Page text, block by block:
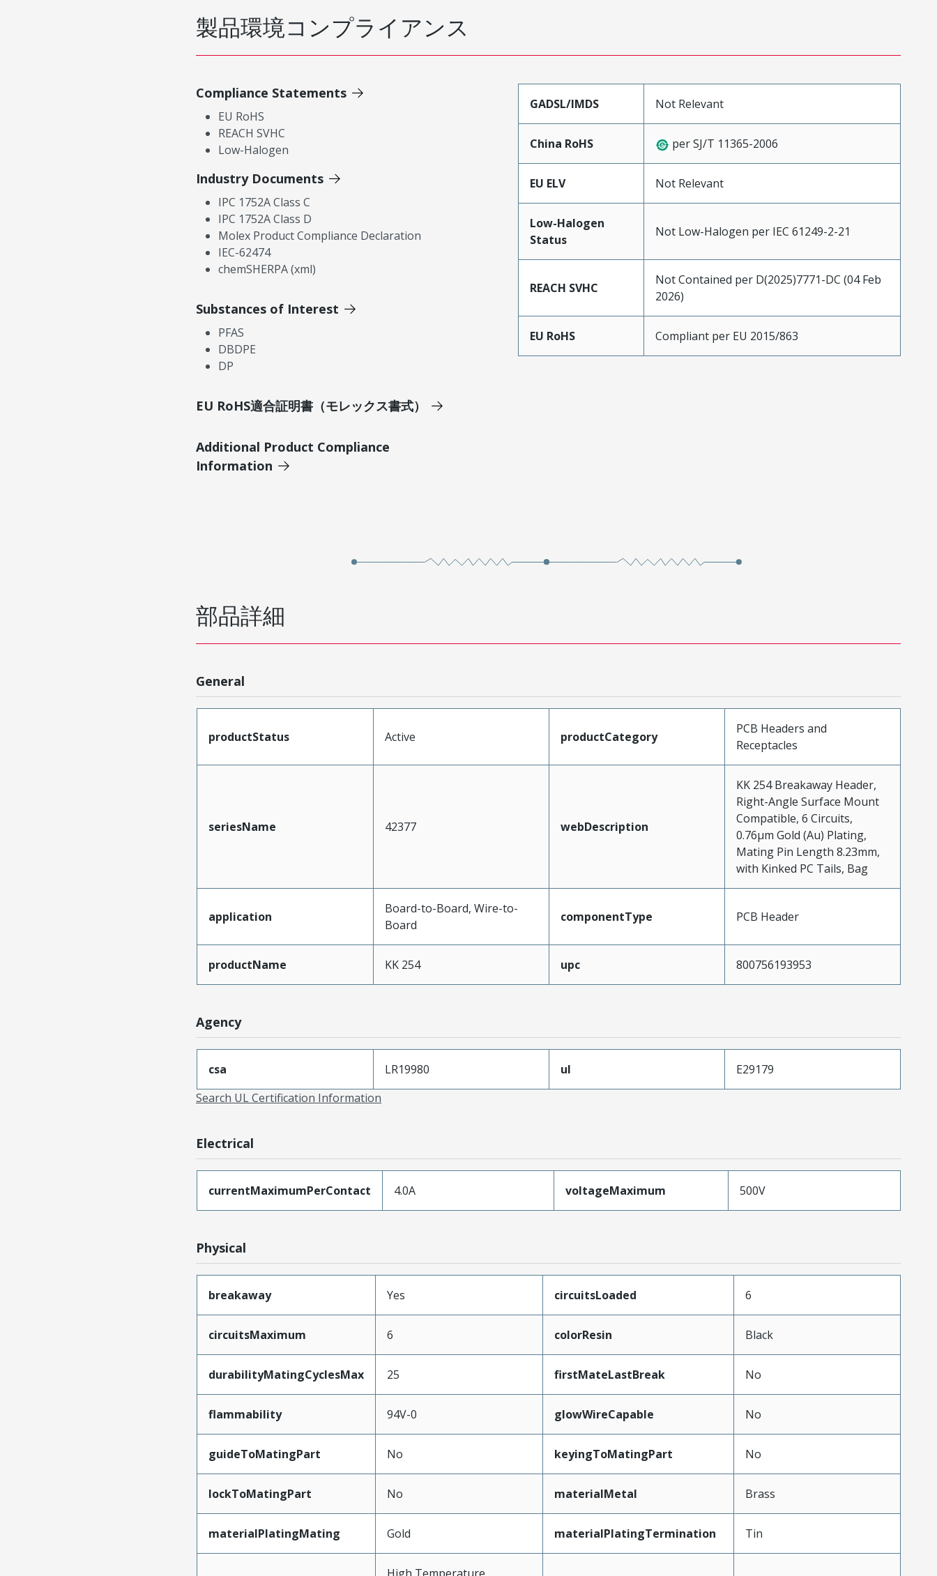
製品環境コンプライアンス
Compliance Statements
EU RoHS
REACH SVHC
Low-Halogen
Industry Documents
IPC 1752A Class C
IPC 1752A Class D
Molex Product Compliance Declaration
IEC-62474
chemSHERPA (xml)
Substances of Interest
PFAS
DBDPE
DP
EU RoHS適合証明書（モレックス書式）
Additional Product Compliance
Information
GADSL/IMDS Not Relevant
China RoHS per SJ/T 11365-2006
EU ELV Not Relevant
Low-Halogen
Status
Not Low-Halogen per IEC 61249-2-21
REACH SVHC
Not Contained per D(2025)7771-DC (04 Feb
2026)
EU RoHS Compliant per EU 2015/863
部品詳細
General
productStatus Active productCategory
PCB Headers and
Receptacles
seriesName 42377 webDescription
KK 254 Breakaway Header,
Right-Angle Surface Mount
Compatible, 6 Circuits,
0.76µm Gold (Au) Plating,
Mating Pin Length 8.23mm,
with Kinked PC Tails, Bag
application
Board-to-Board, Wire-to-
Board
componentType PCB Header
productName KK 254 upc 800756193953
Agency
csa LR19980 ul
E29179
Search UL Certification Information
Electrical
currentMaximumPerContact 4.0A voltageMaximum 500V
Physical
breakaway Yes circuitsLoaded 6
circuitsMaximum 6 colorResin Black
durabilityMatingCyclesMax 25 firstMateLastBreak No
flammability 94V-0 glowWireCapable No
guideToMatingPart No keyingToMatingPart No
lockToMatingPart No materialMetal Brass
materialPlatingMating Gold materialPlatingTermination Tin